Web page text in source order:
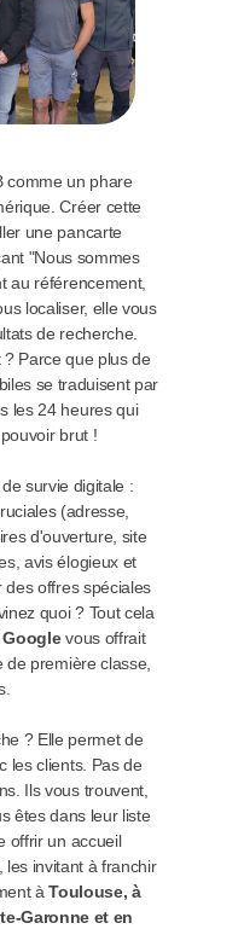
comme un phare
Créer cette
une pancarte
"Nous sommes
au référencement,
localiser, elle vous
de recherche.
Parce que plus de
se traduisent par
les 24 heures qui
brut !
survie digitale :
(adresse,
d'ouverture, site
avis élogieux et
des offres spéciales
quoi ? Tout cela
Googlevous offrait
première classe,
? Elle permet de
les clients. Pas de
Ils vous trouvent,
êtes dans leur liste
offrir un accueil
les invitant à franchir
àToulouse, à
Garonne et en